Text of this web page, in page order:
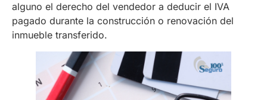
alguno el derecho del vendedor a deducir el IVA
pagado durante la construcción o renovación del
inmueble transferido.